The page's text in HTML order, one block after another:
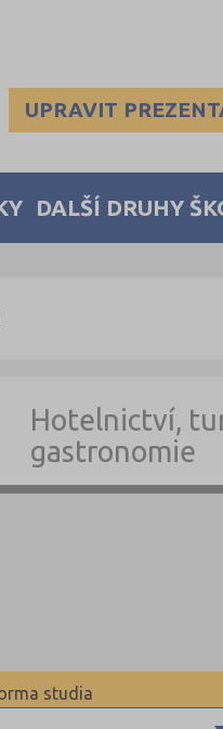
UPRAVIT
DALŠÍ DRUHY
Hotelnictví,
gastronomie
studia